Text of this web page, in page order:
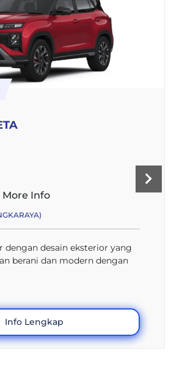
More Info
dengan desain eksterior yang
berani dan modern dengan
Info Lengkap